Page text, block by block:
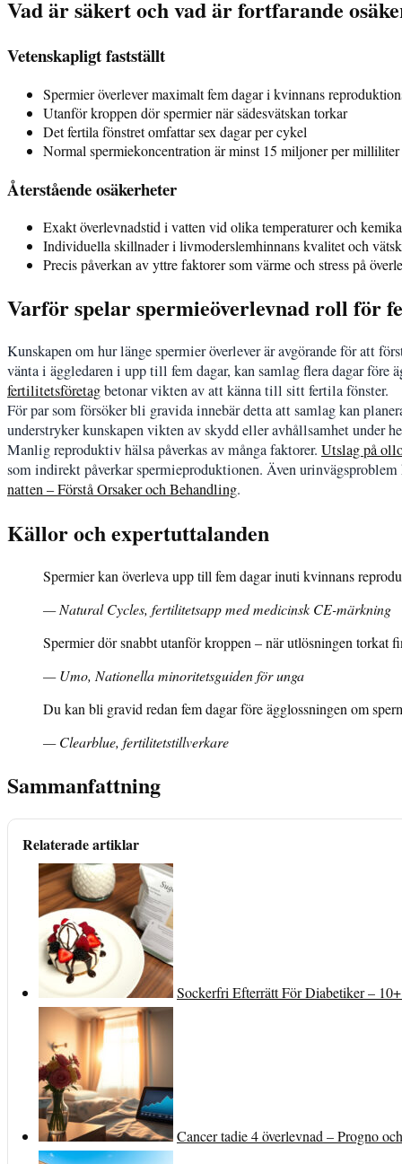
Vad är säkert och vad är fortfarande
Vetenskapligt fastställt
Spermier överlever maximalt fem dagar i kvinnans
Utanför kroppen dör spermier när sädesvätskan torkar
Det fertila fönstret omfattar sex dagar per cykel
Normal spermiekoncentration är minst 15 miljoner per milliliter
Återstående osäkerheter
Exakt överlevnadstid i vatten vid olika temperaturer och
Individuella skillnader i livmoderslemhinnans kvalitet och
Precis påverkan av yttre faktorer som värme och stress på
Varför spelar spermieöverlevnad roll för
Kunskapen om hur länge spermier överlever är avgörande för att
vänta i äggledaren i upp till fem dagar, kan samlag flera dagar
fertilitetsföretagbetonar vikten av att känna till sitt fertila fönster.
För par som försöker bli gravida innebär detta att samlag kan
understryker kunskapen vikten av skydd eller avhållsamhet under
Manlig reproduktiv hälsa påverkas av många faktorer. Utslag på
som indirekt påverkar spermieproduktionen. Även
natten – Förstå Orsaker och Behandling.
Källor och expertuttalanden
Spermier kan överleva upp till fem dagar inuti kvinnans
— Natural Cycles, fertilitetsapp med medicinsk CE-märkning
Spermier dör snabbt utanför kroppen – när utlösningen torkat
— Umo, Nationella minoritetsguiden för unga
Du kan bli gravid redan fem dagar före ägglossningen om
— Clearblue, fertilitetstillverkare
Sammanfattning
Relaterade artiklar
Sockerfri Efterrätt För Diabetiker –
Cancer tadie 4 överlevnad – Progno